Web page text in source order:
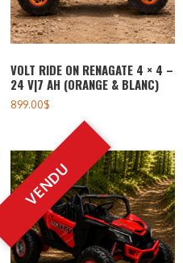
VOLT RIDE ON RENAGATE 4 × 4 –
24 V|7 AH (ORANGE & BLANC)
899.00$